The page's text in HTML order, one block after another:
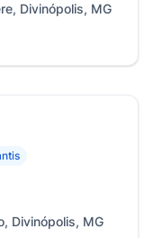
Divinópolis, MG
Divinópolis, MG